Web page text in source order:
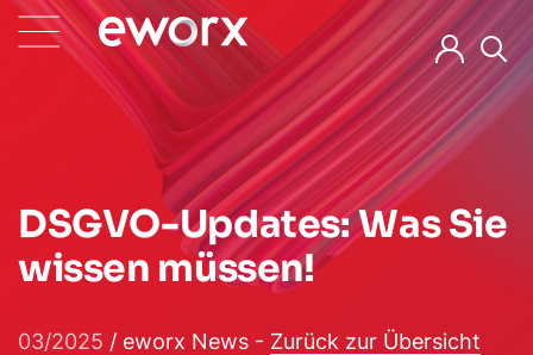
DSGVO-Updates: Was Sie
wissen müssen!
03/2025 / eworx News - Zurück zur Übersicht